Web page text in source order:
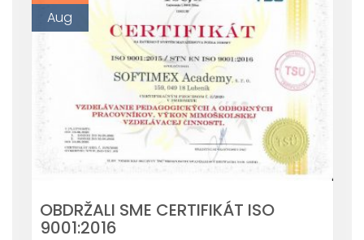
Aug
OBDRŽALI SME CERTIFIKÁT ISO
9001:2016